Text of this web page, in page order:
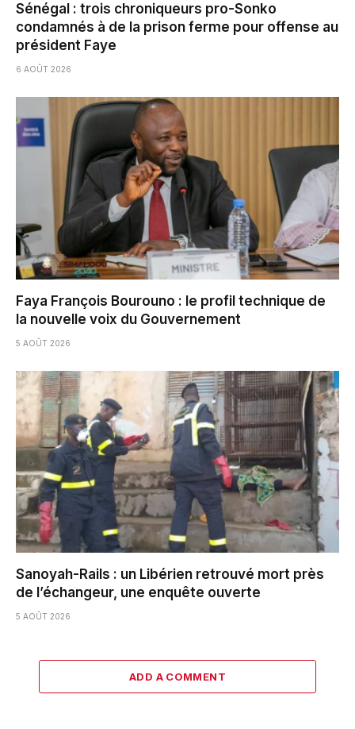
Sénégal : trois chroniqueurs pro-Sonko
condamnés à de la prison ferme pour offense au
président Faye
6 AOÛT 2026
Faya François Bourouno : le profil technique de
la nouvelle voix du Gouvernement
5 AOÛT 2026
Sanoyah-Rails : un Libérien retrouvé mort près
de l’échangeur, une enquête ouverte
5 AOÛT 2026
ADD A COMMENT